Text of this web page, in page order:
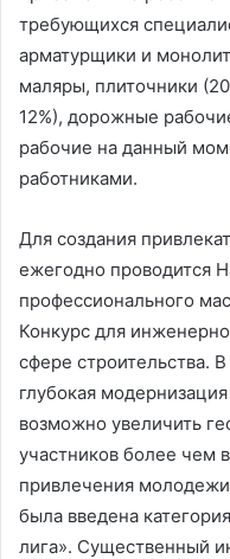
требующихся
арматурщики и
маляры, плиточники
12%), дорожные
рабочие на данный
работниками.
Для создания
ежегодно проводится
профессионального
Конкурс для
сфере строительства.
глубокая
возможно увеличить
участников более чем
привлечения
была введена
лига». Существенный